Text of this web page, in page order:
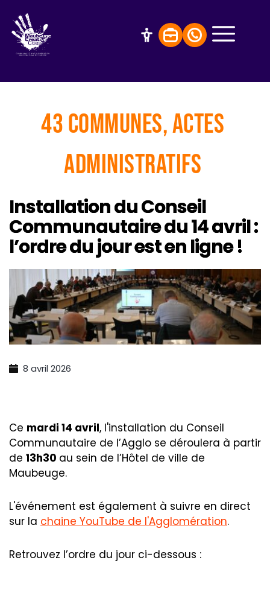
43 communes, Actes
administratifs
Installation du Conseil
Communautaire du 14 avril :
l’ordre du jour est en ligne !
8 avril 2026
Ce mardi 14 avril, l'installation du Conseil
Communautaire de l’Agglo se déroulera à partir
de 13h30 au sein de l’Hôtel de ville de
Maubeuge.
L'événement est également à suivre en direct
sur la chaine YouTube de l'Agglomération.
Retrouvez l’ordre du jour ci-dessous :